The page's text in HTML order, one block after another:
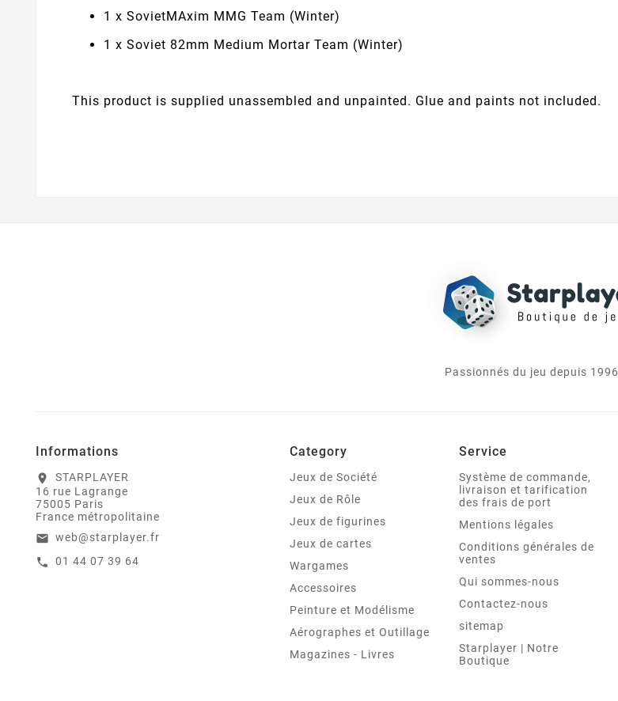
1 x SovietMAxim MMG Team (Winter)
1 x Soviet 82mm Medium Mortar Team (Winter)
This product is supplied unassembled and unpainted. Glue and paints not included.
Passionnés du jeu depuis 1996
Informations
location_on
STARPLAYER
16 rue Lagrange
75005 Paris
France métropolitaine
email web@starplayer.fr
call 01 44 07 39 64
Category
Jeux de Société
Jeux de Rôle
Jeux de figurines
Jeux de cartes
Wargames
Accessoires
Peinture et Modélisme
Aérographes et Outillage
Magazines - Livres
Service
Système de commande,
livraison et tarification
des frais de port
Mentions légales
Conditions générales de
ventes
Qui sommes-nous
Contactez-nous
sitemap
Starplayer | Notre
Boutique